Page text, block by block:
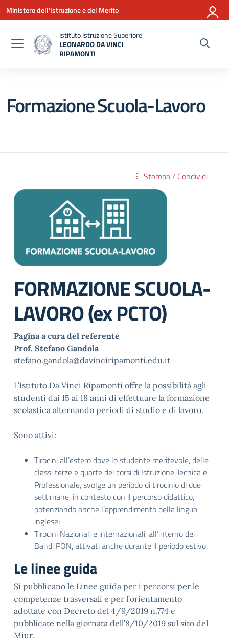
Vai ai contenuti
Vai al menu di navigazione
Vai al footer
Ministero dell'Istruzione e del Merito
Istituto Istruzione Superiore
LEONARDO DA VINCI
RIPAMONTI
Formazione Scuola-Lavoro
Stampa / Condividi
FORMAZIONE SCUOLA-
LAVORO (ex PCTO)
Pagina a cura del referente
Prof. Stefano Gandola
stefano.gandola@davinciripamonti.edu.it
L’Istituto Da Vinci Ripamonti offre la possibilità agli
studenti dai 15 ai 18 anni di effettuare la formazione
scolastica alternando periodi di studio e di lavoro.
Sono attivi:
Tirocini all’estero dove lo studente meritevole, delle
classi terze e quarte dei corsi di Istruzione Tecnica e
Professionale, svolge un periodo di tirocinio di due
settimane, in contesto con il percorso didattico,
potenziando anche l’apprendimento della lingua
inglese;
Tirocini Nazionali e internazionali, all’interno dei
Bandi PON, attivati anche durante il periodo estivo.
Le linee guida
Si pubblicano le Linee guida per i percorsi per le
competenze trasversali e per l’orientamento
adottate con Decreto del 4/9/2019 n.774 e
pubblicate nella giornata dell’8/10/2019 sul sito del
Miur.